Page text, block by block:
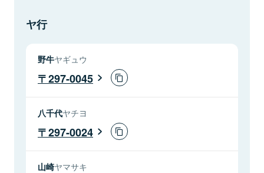
ヤ行
野牛ヤギュウ
297-0045
八千代ヤチヨ
297-0024
山崎ヤマサキ